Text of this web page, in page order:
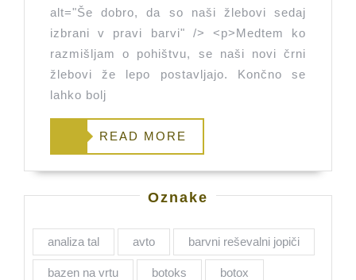
žlebovi
sedaj
izbrani
v
barvi
alt="Še dobro, da so naši žlebovi sedaj
izbrani v pravi barvi" /> <p>Medtem ko
razmišljam o pohištvu, se naši novi črni
žlebovi že lepo postavljajo. Končno se
lahko bolj
READ MORE
READ
Oznake
analiza tal avto barvni reševalni jopiči
bazen na vrtu botoks botox